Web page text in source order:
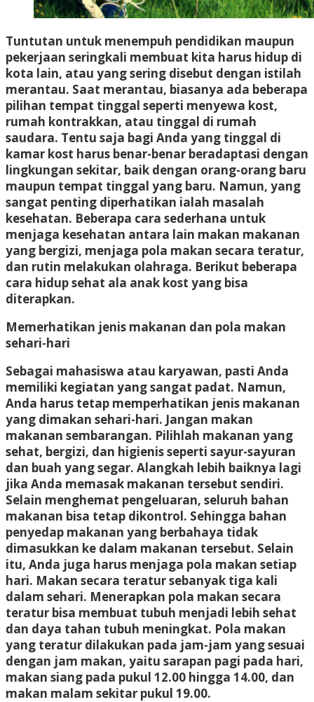
Tuntutan untuk menempuh pendidikan maupun
pekerjaan seringkali membuat kita harus hidup di
kota lain, atau yang sering disebut dengan istilah
merantau. Saat merantau, biasanya ada beberapa
pilihan tempat tinggal seperti menyewa kost,
rumah kontrakkan, atau tinggal di rumah
saudara. Tentu saja bagi Anda yang tinggal di
kamar kost harus benar-benar beradaptasi dengan
lingkungan sekitar, baik dengan orang-orang baru
maupun tempat tinggal yang baru. Namun, yang
sangat penting diperhatikan ialah masalah
kesehatan. Beberapa cara sederhana untuk
menjaga kesehatan antara lain makan makanan
yang bergizi, menjaga pola makan secara teratur,
dan rutin melakukan olahraga. Berikut beberapa
cara hidup sehat ala anak kost yang bisa
diterapkan.
Memerhatikan jenis makanan dan pola makan
sehari-hari
Sebagai mahasiswa atau karyawan, pasti Anda
memiliki kegiatan yang sangat padat. Namun,
Anda harus tetap memperhatikan jenis makanan
yang dimakan sehari-hari. Jangan makan
makanan sembarangan. Pilihlah makanan yang
sehat, bergizi, dan higienis seperti sayur-sayuran
dan buah yang segar. Alangkah lebih baiknya lagi
jika Anda memasak makanan tersebut sendiri.
Selain menghemat pengeluaran, seluruh bahan
makanan bisa tetap dikontrol. Sehingga bahan
penyedap makanan yang berbahaya tidak
dimasukkan ke dalam makanan tersebut. Selain
itu, Anda juga harus menjaga pola makan setiap
hari. Makan secara teratur sebanyak tiga kali
dalam sehari. Menerapkan pola makan secara
teratur bisa membuat tubuh menjadi lebih sehat
dan daya tahan tubuh meningkat. Pola makan
yang teratur dilakukan pada jam-jam yang sesuai
dengan jam makan, yaitu sarapan pagi pada hari,
makan siang pada pukul 12.00 hingga 14.00, dan
makan malam sekitar pukul 19.00.